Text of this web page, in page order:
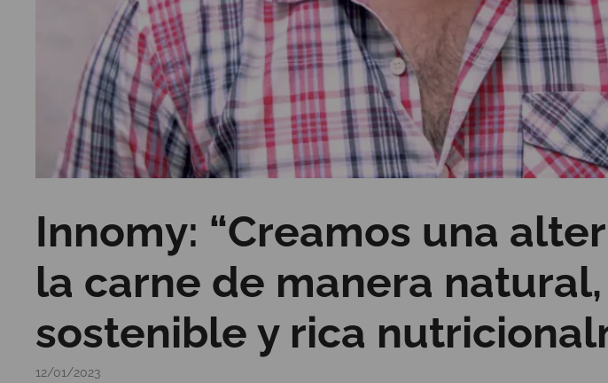
Innomy: “Creamos una
la carne de manera natural,
sostenible y rica
12/01/2023